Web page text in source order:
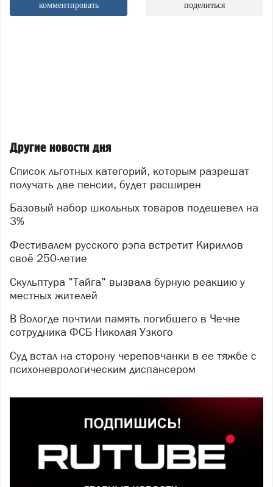
комментировать поделиться
Другие новости дня
Список льготных категорий, которым разрешат
получать две пенсии, будет расширен
Базовый набор школьных товаров подешевел на
3%
Фестивалем русского рэпа встретит Кириллов
своё 250-летие
Скульптура "Тайга" вызвала бурную реакцию у
местных жителей
В Вологде почтили память погибшего в Чечне
сотрудника ФСБ Николая Узкого
Суд встал на сторону череповчанки в ее тяжбе с
психоневрологическим диспансером